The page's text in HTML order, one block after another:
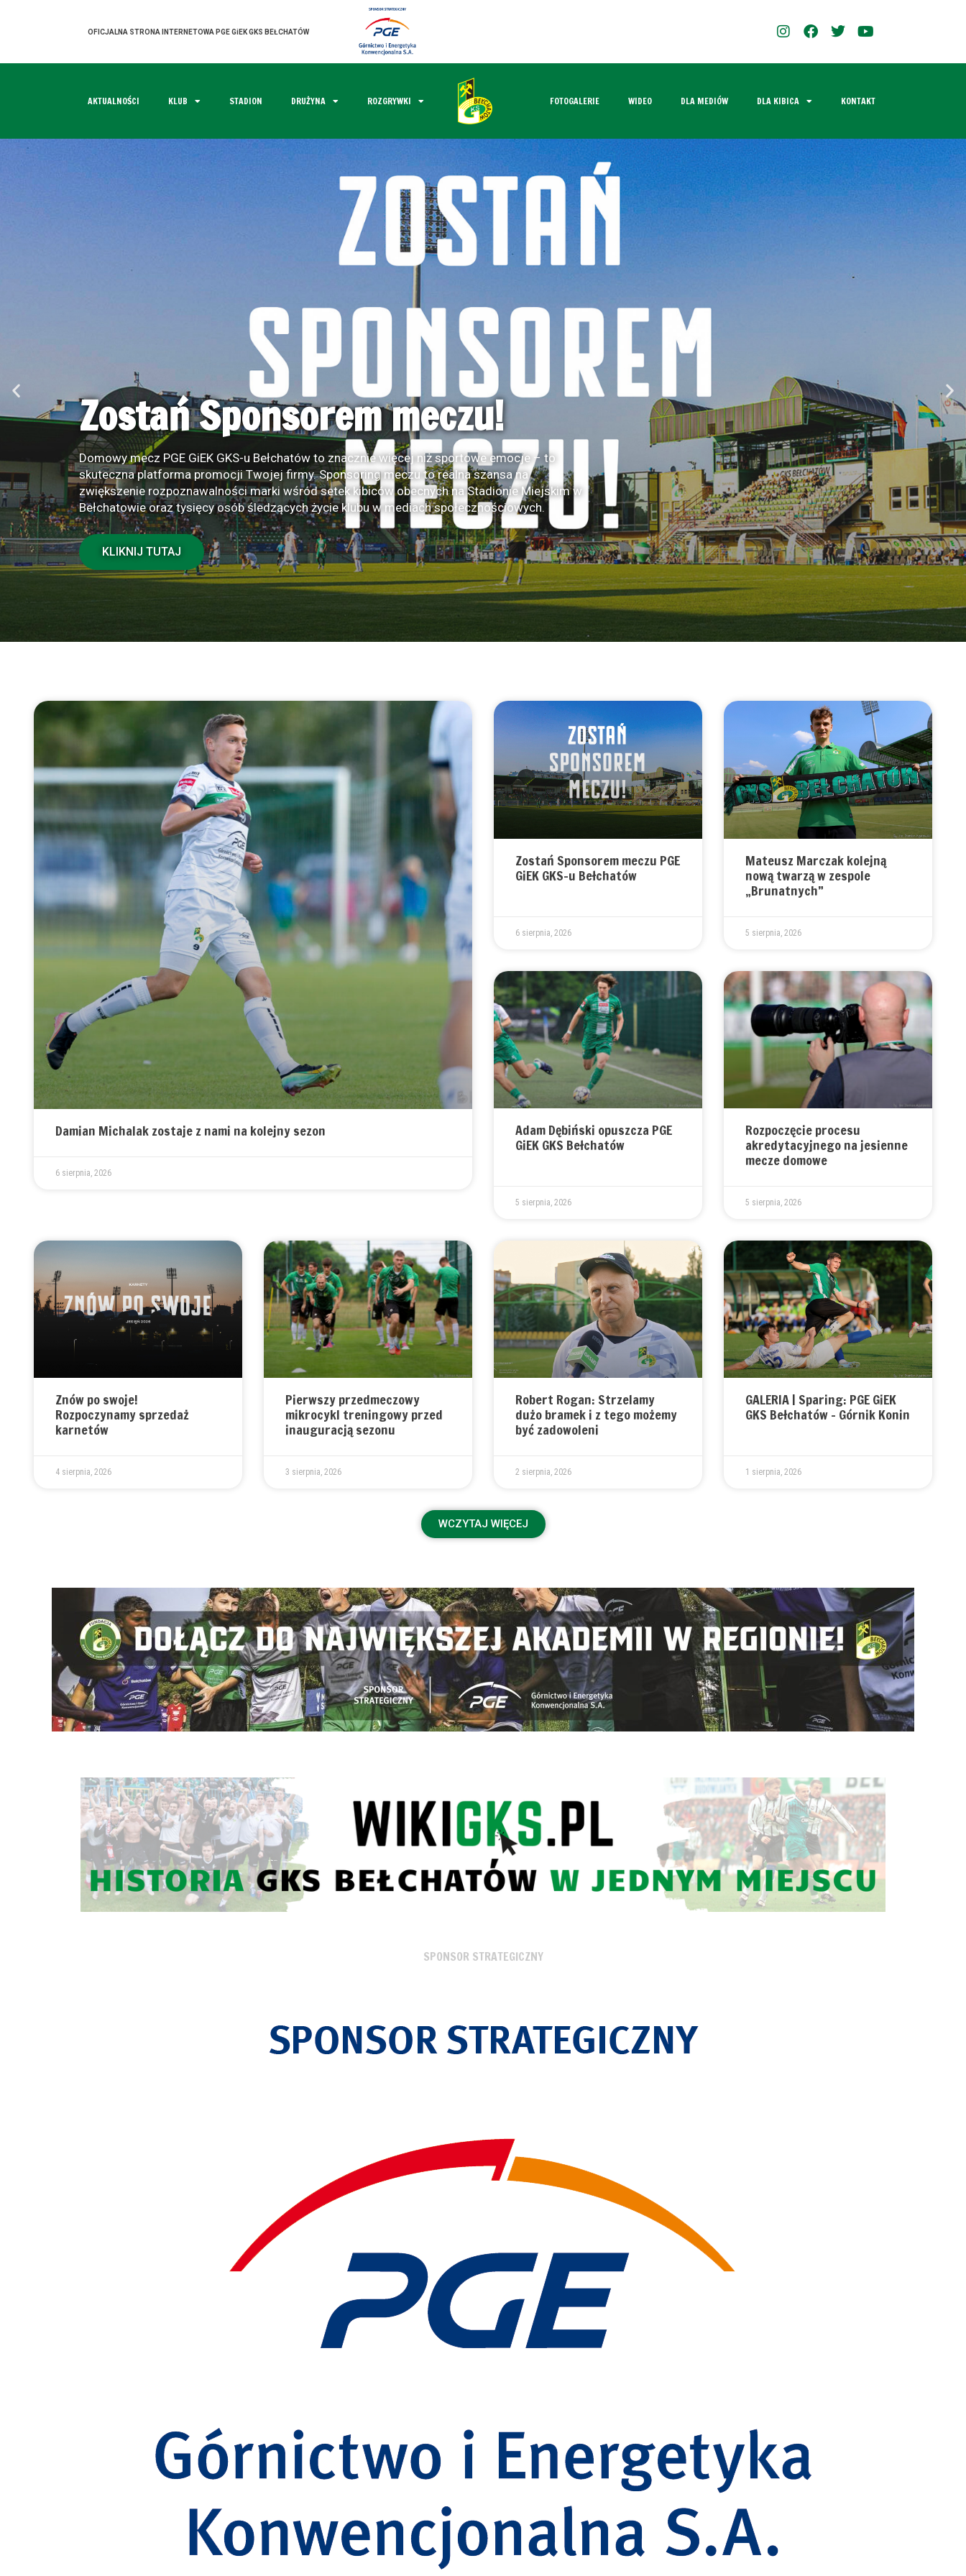
OFICJALNA STRONA INTERNETOWA PGE GiEK GKS BEŁCHATÓW
AKTUALNOŚCI KLUB STADION DRUŻYNA ROZGRYWKI FOTOGALERIE WIDEO DLA MEDIÓW DLA KIBICA KONTAKT
Mateusz Marczak kolejną
nową twarzą w zespole
Nowym piłkarzem biało-zielono-czarnych został Mateusz Marczak – 21-letni środkowy
pomocnik, który z powodzeniem może występować również na obu skrzydłach. Były
zawodnik ŁKS II Łódź podpisał z naszym klubem roczny kontrakt i w nadchodzącym sezonie
będzie występował z numerem 8 na koszulce.
KLIKNIJ TUTAJ
Damian Michalak zostaje z nami na kolejny sezon
6 sierpnia, 2026
Zostań Sponsorem meczu PGE
GiEK GKS-u Bełchatów
6 sierpnia, 2026
Mateusz Marczak kolejną
nową twarzą w zespole
„Brunatnych”
5 sierpnia, 2026
Adam Dębiński opuszcza PGE
GiEK GKS Bełchatów
5 sierpnia, 2026
Rozpoczęcie procesu
akredytacyjnego na jesienne
mecze domowe
5 sierpnia, 2026
Znów po swoje!
Rozpoczynamy sprzedaż
karnetów
4 sierpnia, 2026
Pierwszy przedmeczowy
mikrocykl treningowy przed
inauguracją sezonu
3 sierpnia, 2026
Robert Rogan: Strzelamy
dużo bramek i z tego możemy
być zadowoleni
2 sierpnia, 2026
GALERIA | Sparing: PGE GiEK
GKS Bełchatów – Górnik Konin
1 sierpnia, 2026
WCZYTAJ WIĘCEJ
SPONSOR STRATEGICZNY